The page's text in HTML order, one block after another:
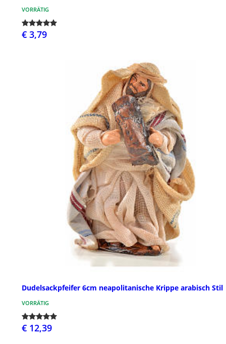
VORRÄTIG
€ 3,79
Dudelsackpfeifer 6cm neapolitanische Krippe arabisch Stil
VORRÄTIG
€ 12,39